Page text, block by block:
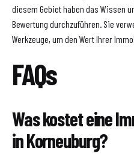
diesem Gebiet haben das Wissen
Bewertung durchzuführen. Sie
Werkzeuge, um den Wert Ihrer
FAQs
Was kostet eine
in Korneuburg?